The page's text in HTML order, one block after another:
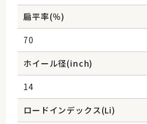
扁平率(％)
70
ホイール径(inch)
14
ロードインデックス(Li)